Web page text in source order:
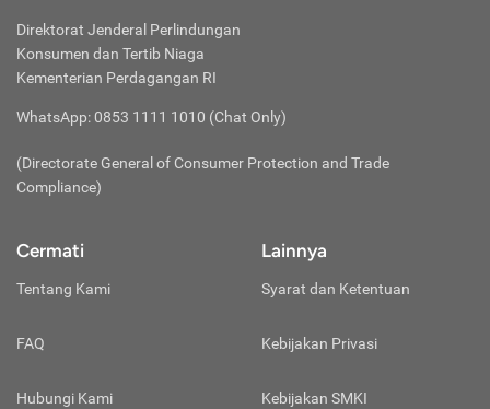
Direktorat Jenderal Perlindungan
Konsumen dan Tertib Niaga
Kementerian Perdagangan RI
WhatsApp: 0853 1111 1010 (Chat Only)
(Directorate General of Consumer Protection and Trade
Compliance)
Cermati
Tentang Kami
FAQ
Hubungi Kami
Lainnya
Syarat dan Ketentuan
Kebijakan Privasi
Kebijakan SMKI